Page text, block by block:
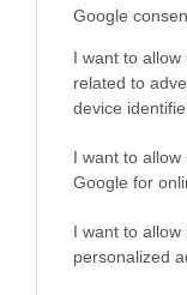
Google
I want to
related to
device
I want to
Google for
I want to
personalized
σε